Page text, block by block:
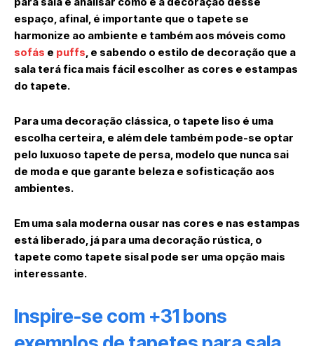
espaço, afinal, é importante que o tapete se
harmonize ao ambiente e também aos móveis como
sofás e puffs, e sabendo o estilo de decoração que a
sala terá fica mais fácil escolher as cores e estampas
do tapete.
Para uma decoração clássica, o tapete liso é uma
escolha certeira, e além dele também pode-se optar
pelo luxuoso tapete de persa, modelo que nunca sai
de moda e que garante beleza e sofisticação aos
ambientes.
Em uma sala moderna ousar nas cores e nas estampas
está liberado, já para uma decoração rústica, o
tapete como tapete sisal pode ser uma opção mais
interessante.
Inspire-se com +31 bons